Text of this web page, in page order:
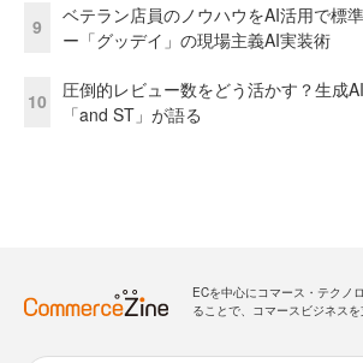
9
ベテラン店員のノウハウをAI活用で標
ー「グッデイ」の現場主義AI実装術
10
圧倒的レビュー数をどう活かす？生成
「and ST」が語る
ECを中心にコマース・テクノ
ることで、コマースビジネスを